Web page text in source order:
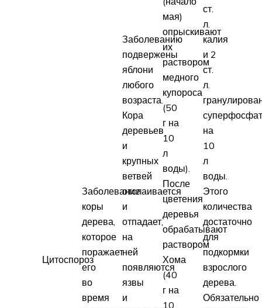
Цитоспороз
Заболевание
коры
дерева,
которое
поражает
его
во
время
Заболеванию
подвержены
яблони
любого
возраста.
Кора
деревьев
и
крупных
ветвей
отслаивается
и
отпадает,
на
ней
появляются
язвы
и
мая)
опрыскивают
их
раствором
медного
купороса
(50
г на
10
л
воды).
После
цветения
деревья
обрабатывают
раствором
Хома
(40
г на
10
ст.
л.
калия
и 2
ст.
л.
на
10
л
воды.
Этого
количества
достаточно
для
подкормки
взрослого
дерева.
Обязательно